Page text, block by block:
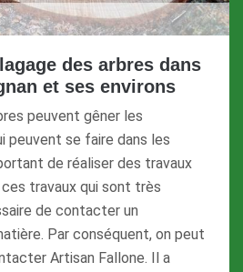
des arbres dans
et ses environs
peuvent gêner les
peuvent se faire dans les
de réaliser des travaux
travaux qui sont très
de contacter un
Par conséquent, on peut
Artisan Fallone. Il a